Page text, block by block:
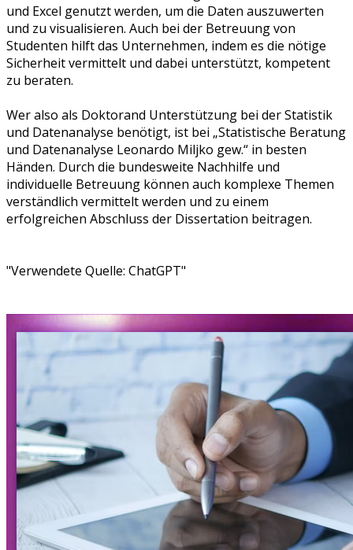
und Excel genutzt werden, um die Daten auszuwerten
und zu visualisieren. Auch bei der Betreuung von
Studenten hilft das Unternehmen, indem es die nötige
Sicherheit vermittelt und dabei unterstützt, kompetent
zu beraten.
Wer also als Doktorand Unterstützung bei der Statistik
und Datenanalyse benötigt, ist bei „Statistische Beratung
und Datenanalyse Leonardo Miljko gew.“ in besten
Händen. Durch die bundesweite Nachhilfe und
individuelle Betreuung können auch komplexe Themen
verständlich vermittelt werden und zu einem
erfolgreichen Abschluss der Dissertation beitragen.
"Verwendete Quelle: ChatGPT"